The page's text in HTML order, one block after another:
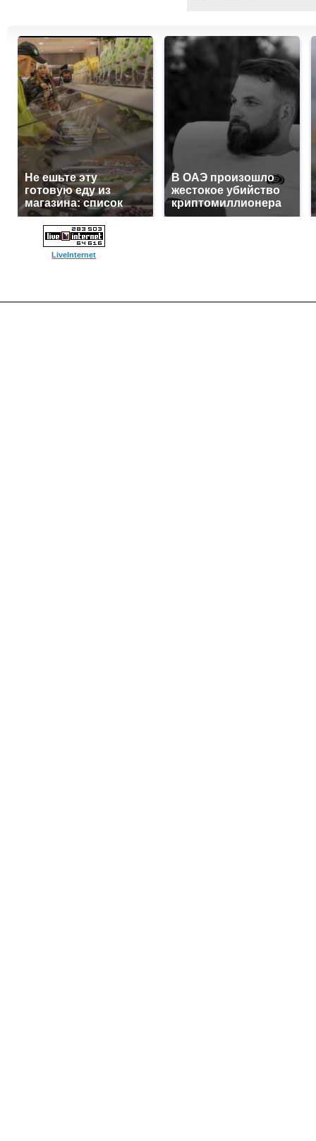
Не ешьте эту
готовую еду из
магазина: список
В ОАЭ произошло
жестокое убийство
криптомиллионера
LiveInternet